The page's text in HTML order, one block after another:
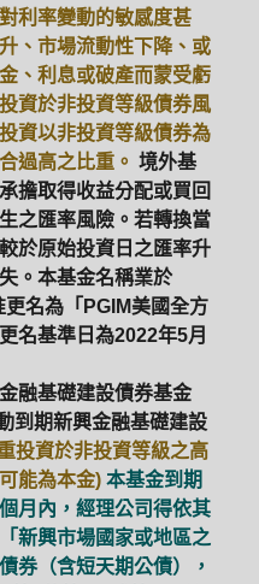
壽星優惠
0%手續費
拉丁美洲
利率變動的敏感度甚
、市場流動性下降、或
、利息或破產而蒙受虧
資於非投資等級債券風
資以非投資等級債券為
過高之比重。 境外基
擔取得收益分配或買回
之匯率風險。若轉換當
於原始投資日之匯率升
。本基金名稱業於
名為「PGIM美國全方
名基準日為2022年5月
融基礎建設債券基金
到期新興金融基礎建設
投資於非投資等級之高
能為本金) 本基金到期
月內，經理公司得依其
新興市場國家或地區之
券（含短天期公債），